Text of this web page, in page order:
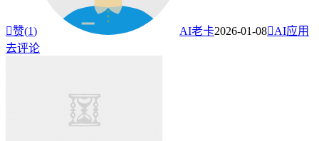
赞(1) AI老卡2026-01-08AI应用
去评论